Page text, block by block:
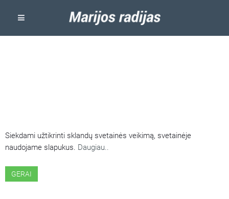
Siekdami užtikrinti sklandų svetainės veikimą, svetainėje
naudojame slapukus. Daugiau..
GERAI